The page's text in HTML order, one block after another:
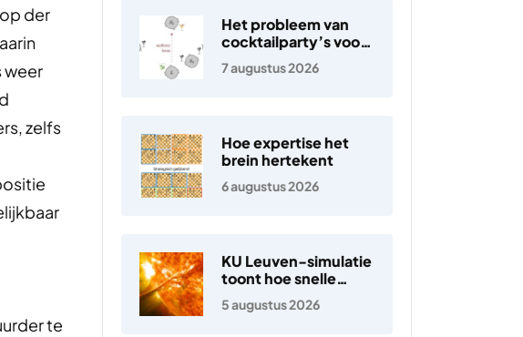
der
weer
zelfs
te
Het probleem van
cocktailparty’s voor
hoortoestellen
7 augustus 2026
Hoe expertise het
brein hertekent
6 augustus 2026
KU Leuven-simulatie
toont hoe snelle
elektronen in de
zonnewind ontstaan
5 augustus 2026